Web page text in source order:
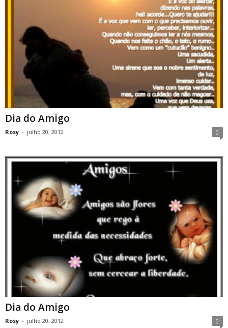
Dia do Amigo
Rosy - julho 20, 2012 0
Dia do Amigo
Rosy - julho 20, 2012 0